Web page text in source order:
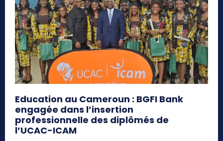
Education au Cameroun : BGFI Bank
engagée dans l’insertion
professionnelle des diplômés de
l’UCAC-ICAM